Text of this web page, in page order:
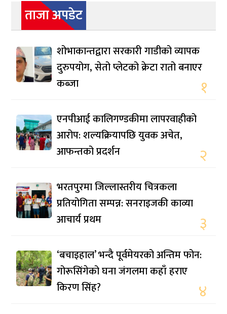
ताजा अपडेट
शोभाकान्तद्वारा सरकारी गाडीको व्यापक
दुरुपयोग, सेतो प्लेटको क्रेटा रातो बनाएर
कब्जा
१
एनपीआई कालिगण्डकीमा लापरवाहीको
आरोप: शल्यक्रियापछि युवक अचेत,
आफन्तको प्रदर्शन
२
भरतपुरमा जिल्लास्तरीय चित्रकला
प्रतियोगिता सम्पन्न: सनराइजकी काव्या
आचार्य प्रथम
३
‘बचाइहाल’ भन्दै पूर्वमेयरको अन्तिम फोन:
गोरूसिंगेको घना जंगलमा कहाँ हराए
किरण सिंह?
४